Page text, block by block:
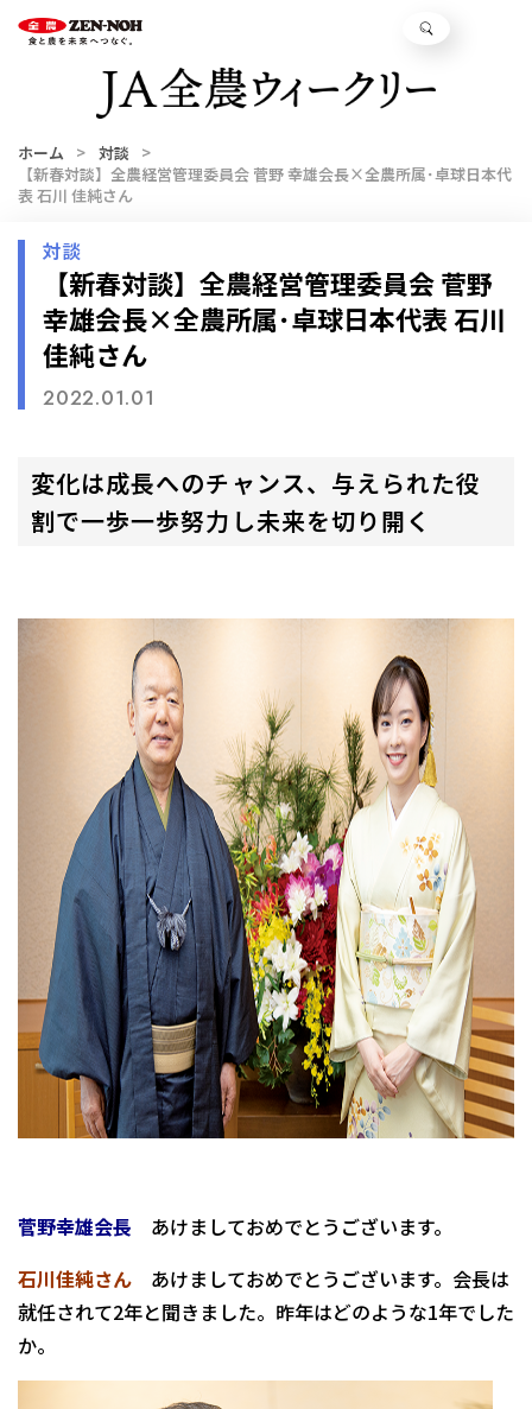
ホーム
対談
【新春対談】全農経営管理委員会 菅野 幸雄会長×全農所属･卓球日本代
表 石川 佳純さん
対談
【新春対談】全農経営管理委員会 菅野
幸雄会長×全農所属･卓球日本代表 石川
佳純さん
2022.01.01
変化は成長へのチャンス、与えられた役
割で一歩一歩努力し未来を切り開く
菅野幸雄会長 あけましておめでとうございます。
石川佳純さん あけましておめでとうございます。会長は
就任されて2年と聞きました。昨年はどのような1年でした
か。